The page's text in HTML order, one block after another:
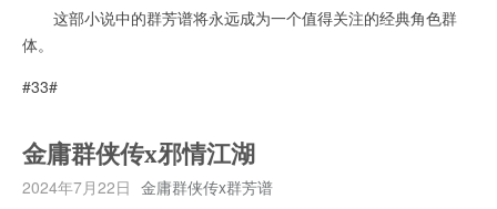
这部小说中的群芳谱将永远成为一个值得关注的经典角色群
体。
#33#
金庸群侠传x邪情江湖
2024年7月22日 金庸群侠传x群芳谱